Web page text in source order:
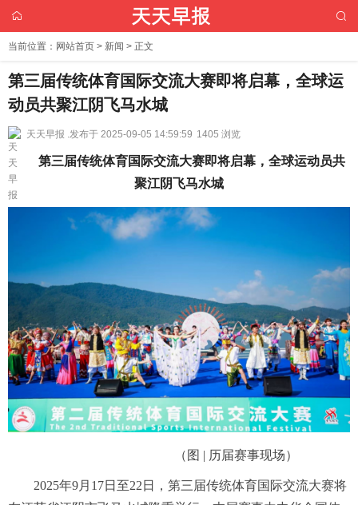
当前位置： 网站首页 > 新闻 > 正文
第三届传统体育国际交流大赛即将启幕，全球运
动员共聚江阴飞马水城
天天早报 .发布于 2025-09-05 14:59:59 1405 浏览
第三届传统体育国际交流大赛即将启幕，全球运动员共
聚江阴飞马水城
（图 | 历届赛事现场）
2025年9月17日至22日，第三届传统体育国际交流大赛将